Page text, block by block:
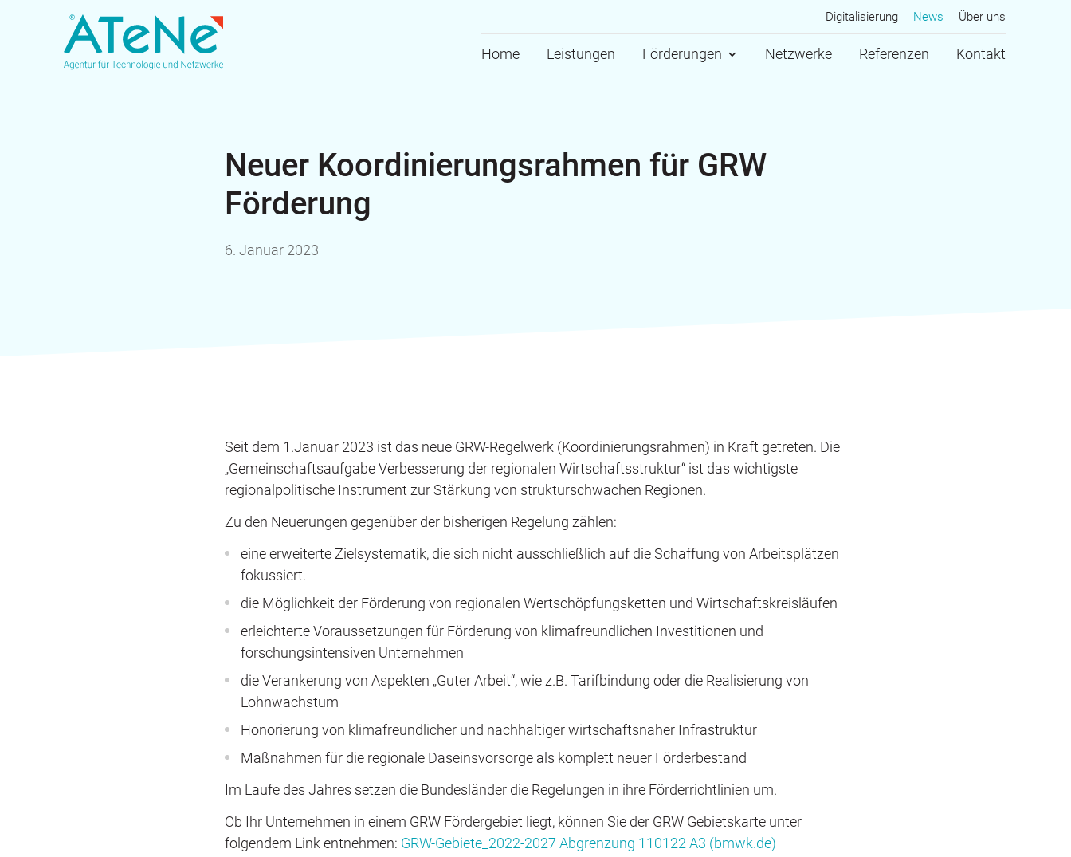
Digitalisierung News Über uns
Home Leistungen Förderungen Netzwerke Referenzen Kontakt
Neuer Koordinierungsrahmen für GRW
Förderung
6. Januar 2023
Seit dem 1.Januar 2023 ist das neue GRW-Regelwerk (Koordinierungsrahmen) in Kraft getreten. Die
„Gemeinschaftsaufgabe Verbesserung der regionalen Wirtschaftsstruktur“ ist das wichtigste
regionalpolitische Instrument zur Stärkung von strukturschwachen Regionen.
Zu den Neuerungen gegenüber der bisherigen Regelung zählen:
eine erweiterte Zielsystematik, die sich nicht ausschließlich auf die Schaffung von Arbeitsplätzen
fokussiert.
die Möglichkeit der Förderung von regionalen Wertschöpfungsketten und Wirtschaftskreisläufen
erleichterte Voraussetzungen für Förderung von klimafreundlichen Investitionen und
forschungsintensiven Unternehmen
die Verankerung von Aspekten „Guter Arbeit“, wie z.B. Tarifbindung oder die Realisierung von
Lohnwachstum
Honorierung von klimafreundlicher und nachhaltiger wirtschaftsnaher Infrastruktur
Maßnahmen für die regionale Daseinsvorsorge als komplett neuer Förderbestand
Im Laufe des Jahres setzen die Bundesländer die Regelungen in ihre Förderrichtlinien um.
Ob Ihr Unternehmen in einem GRW Fördergebiet liegt, können Sie der GRW Gebietskarte unter
folgendem Link entnehmen: GRW-Gebiete_2022-2027 Abgrenzung 110122 A3 (bmwk.de)